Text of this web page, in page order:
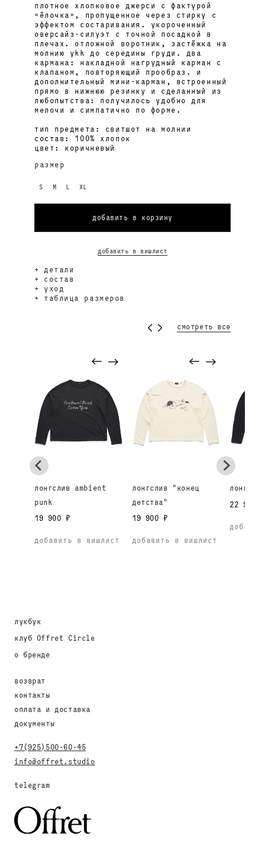
плотное хлопковое джерси с фактурой
«ёлочка», пропущенное через стирку с
эффектом состаривания. укороченный
оверсайз-силуэт с точной посадкой в
плечах. отложной воротник, застёжка на
молнию ykk до середины груди. два
кармана: накладной нагрудный карман с
клапаном, повторяющий прообраз. и
дополнительный мини-карман, встроенный
прямо в нижнюю резинку и сделанный из
любопытства: получилось удобно для
мелочи и симпатично по форме.
тип предмета: свитшот на молнии
состав: 100% хлопок
цвет: коричневый
размер
S M L XL
добавить в корзину
добавить в вишлист
детали
состав
уход
таблица размеров
смотреть все
лонгслив ambient
punk
19 900 ₽
добавить в вишлист
лонгслив "конец
детства"
19 900 ₽
добавить в вишлист
22 900 ₽
лукбук
клуб Offret Circle
о бренде
возврат
контакты
оплата и доставка
документы
+7(925)500-60-45
info@offret.studio
telegram